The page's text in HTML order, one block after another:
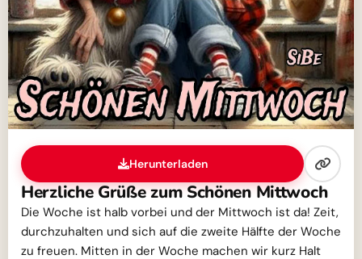
Herunterladen
Herzliche Grüße zum Schönen Mittwoch
Die Woche ist halb vorbei und der Mittwoch ist da! Zeit,
durchzuhalten und sich auf die zweite Hälfte der Woche
zu freuen. Mitten in der Woche machen wir kurz Halt